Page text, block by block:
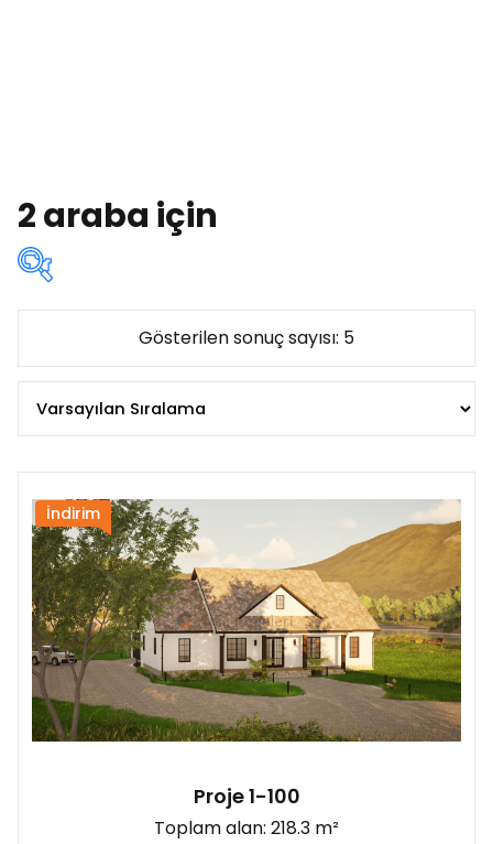
2 araba için
Kat sayısına göre:
Iki katli (1)
Tek katli(4)
Alana göre:
az 90 m²(0)
90 - 120 m²
(0)
120 - 150 m² (1)
150 - 180 m²(0)
210 - 260 m²(3)
Gösterilen sonuç sayısı: 5
İndirim
Proje 1-100
Toplam alan: 218.3 m²